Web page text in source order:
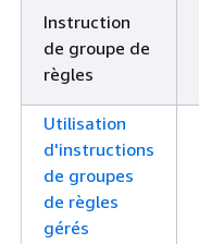
Instruction
de groupe de
règles
Utilisation
d'instructions
de groupes
de règles
gérés